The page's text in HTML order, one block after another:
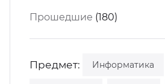
Прошедшие (180)
Предмет: Информатика